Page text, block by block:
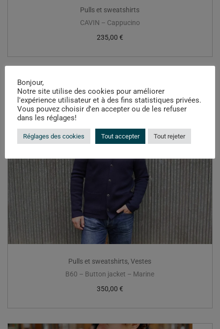
Pulls et sweatshirts
CAVIN – Cappucino
235,00 €
Pulls et sweatshirts,Vestes
B60 – Button jacket – Marine
350,00 €
Bonjour,
Notre site utilise des cookies pour améliorer
l'expérience utilisateur et à des fins statistiques privées.
Vous pouvez choisir d'en accepter ou de les refuser
dans les réglages!
Réglages des cookies Tout accepter Tout rejeter